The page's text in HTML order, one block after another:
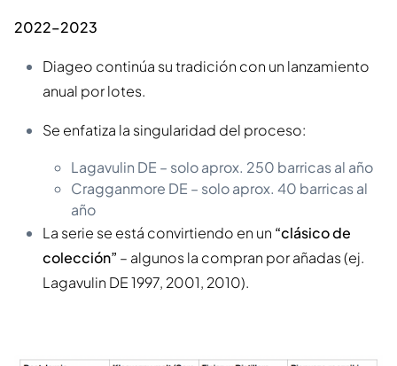
2022–2023
Diageo continúa su tradición con un lanzamiento
anual por lotes.
Se enfatiza la singularidad del proceso:
Lagavulin DE – solo aprox. 250 barricas al año
Cragganmore DE – solo aprox. 40 barricas al
año
La serie se está convirtiendo en un “clásico de
colección” – algunos la compran por añadas (ej.
Lagavulin DE 1997, 2001, 2010).